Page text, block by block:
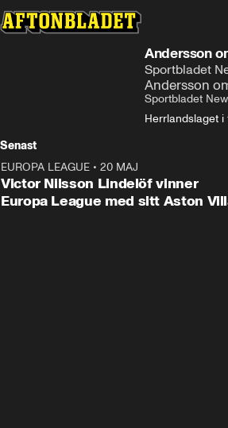
Andersson
Sportbladet
Andersson
Sportbladet
Herrlandslaget i
Senast
EUROPA LEAGUE • 20 MAJ
Victor Nilsson Lindelöf vinner
Europa League med sitt Aston